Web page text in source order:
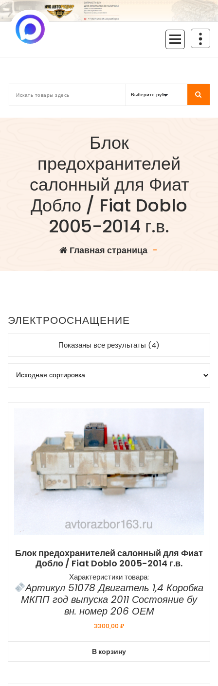
Перейти
к
содержимому
Блок
предохранителей
салонный для Фиат
Добло / Fiat Doblo
2005-2014 г.в.
Главная страница-
ЭЛЕКТРООСНАЩЕНИЕ
Показаны все результаты (4)
Блок предохранителей салонный для Фиат
Добло / Fiat Doblo 2005-2014 г.в.
Характеристики товара:
Артикул 51078 Двигатель 1,4 Коробка
МКПП год выпуска 2011 Состояние бу
вн. номер 206 ОЕМ
3300,00₽
В корзину